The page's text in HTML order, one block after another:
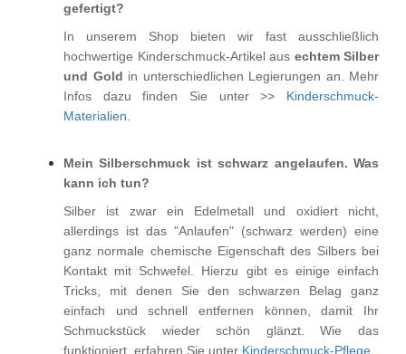
gefertigt?
In unserem Shop bieten wir fast ausschließlich
hochwertige Kinderschmuck-Artikel aus echtem Silber
und Gold in unterschiedlichen Legierungen an. Mehr
Infos dazu finden Sie unter >> Kinderschmuck-
Materialien
Mein Silberschmuck ist schwarz angelaufen. Was
kann ich tun?
Silber ist zwar ein Edelmetall und oxidiert nicht,
allerdings ist das "Anlaufen" (schwarz werden) eine
ganz normale chemische Eigenschaft des Silbers bei
Kontakt mit Schwefel. Hierzu gibt es einige einfach
Tricks, mit denen Sie den schwarzen Belag ganz
einfach und schnell entfernen können, damit Ihr
Schmuckstück wieder schön glänzt. Wie das
funktioniert, erfahren Sie unter Kinderschmuck-Pflege